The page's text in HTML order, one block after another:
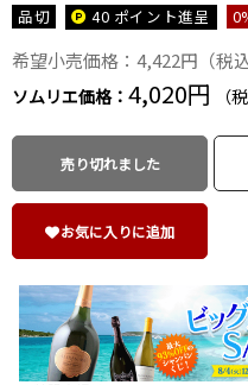
品切 40 ポイント進呈 0
希望小売価格：4,422円（税込
ソムリエ価格： 4,020円 （
売り切れました
お気に入りに追加